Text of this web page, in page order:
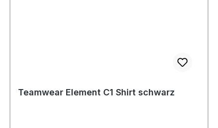
Teamwear Element C1 Shirt schwarz